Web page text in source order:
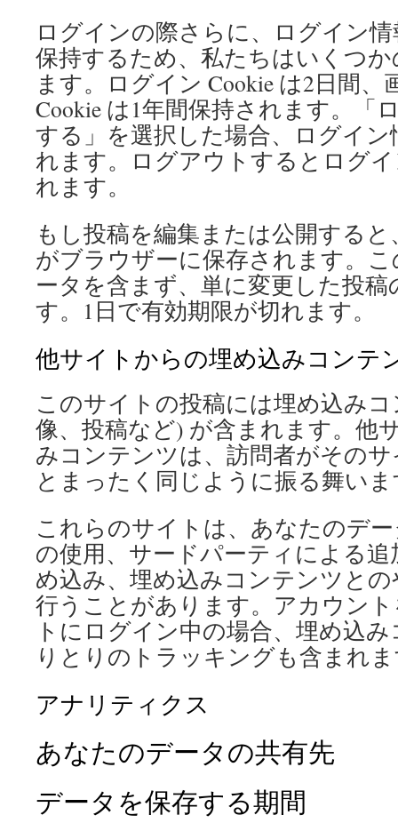
ログインの際さらに、ログイン
保持するため、私たちはいくつか
ます。ログイン Cookie は2日間
Cookie は1年間保持されます。「
する」を選択した場合、ログイン
れます。ログアウトするとログイ
れます。
もし投稿を編集または公開すると
がブラウザーに保存されます。こ
ータを含まず、単に変更した投
す。1日で有効期限が切れます。
他サイトからの埋め込みコンテ
このサイトの投稿には埋め込み
像、投稿など) が含まれます。他
みコンテンツは、訪問者がその
とまったく同じように振る舞い
これらのサイトは、あなたのデー
の使用、サードパーティによる
め込み、埋め込みコンテンツと
行うことがあります。アカウン
トにログイン中の場合、埋め込
りとりのトラッキングも含まれ
アナリティクス
あなたのデータの共有先
データを保存する期間